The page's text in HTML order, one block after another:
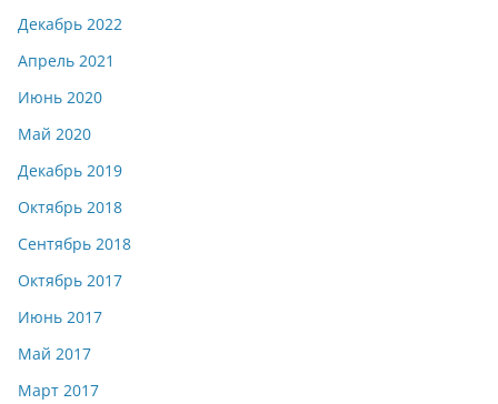
Декабрь 2022
Апрель 2021
Июнь 2020
Май 2020
Декабрь 2019
Октябрь 2018
Сентябрь 2018
Октябрь 2017
Июнь 2017
Май 2017
Март 2017